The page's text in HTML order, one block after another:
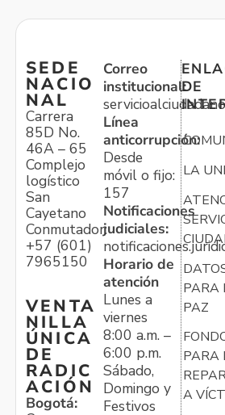
SEDE
NACIO
NAL
Carrera
85D No.
46A – 65
Complejo
logístico
San
Cayetano
Conmutador:
+57 (601)
7965150
VENTA
NILLA
ÚNICA
DE
RADIC
ACIÓN
Bogotá:
Correo
institucional:
Línea
anticorrupción:
Desde
móvil o fijo:
157
Notificaciones
judiciales:
Horario de
atención
Lunes a
viernes
8:00 a.m. –
6:00 p.m.
Sábado,
Domingo y
Festivos
DE
LA
PARA
PAZ
PARA
A